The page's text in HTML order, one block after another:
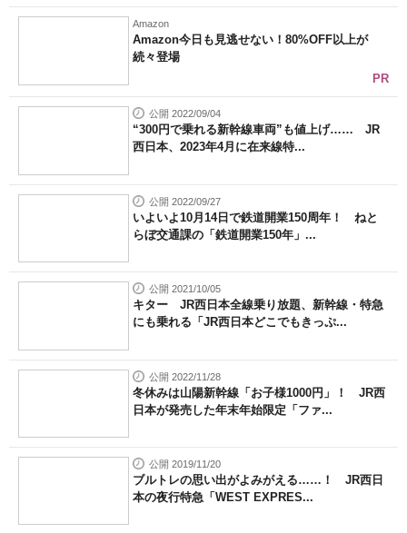
Amazon
Amazon今日も見逃せない！80%OFF以上が
続々登場
PR
公開 2022/09/04
“300円で乗れる新幹線車両”も値上げ…… JR
西日本、2023年4月に在来線特...
公開 2022/09/27
いよいよ10月14日で鉄道開業150周年！ ねと
らぼ交通課の「鉄道開業150年」...
公開 2021/10/05
キター JR西日本全線乗り放題、新幹線・特急
にも乗れる「JR西日本どこでもきっぷ...
公開 2022/11/28
冬休みは山陽新幹線「お子様1000円」！ JR西
日本が発売した年末年始限定「ファ...
公開 2019/11/20
ブルトレの思い出がよみがえる……！ JR西日
本の夜行特急「WEST EXPRES...